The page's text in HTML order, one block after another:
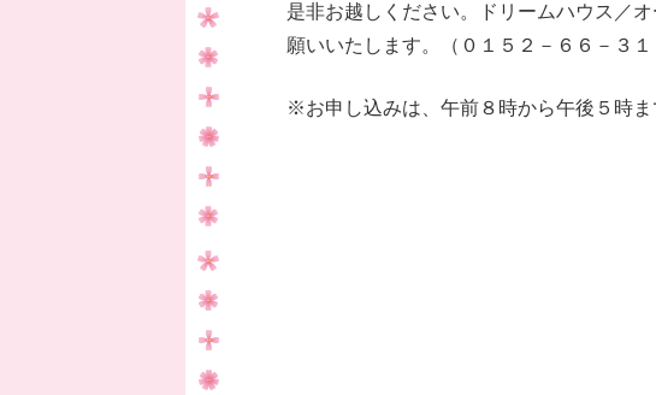
是非お越しください。ドリームハウス／
願いいたします。（０１５２－６６－３１
※お申し込みは、午前８時から午後５時ま